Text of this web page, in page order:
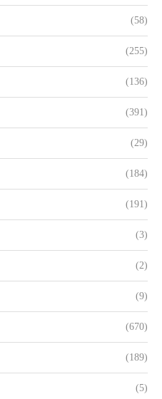
(58)
(255)
(136)
(391)
(29)
(184)
(191)
(3)
(2)
(9)
(670)
(189)
(5)